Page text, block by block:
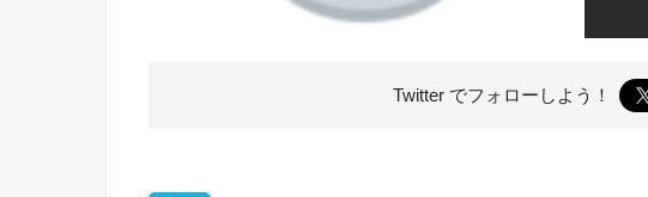
Twitter でフォローしよう！